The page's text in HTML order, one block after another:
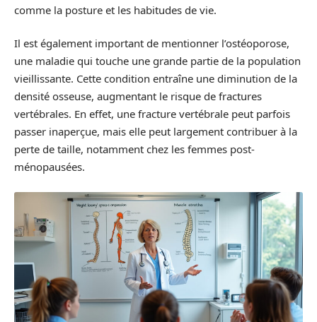
comme la posture et les habitudes de vie.
Il est également important de mentionner l’ostéoporose,
une maladie qui touche une grande partie de la population
vieillissante. Cette condition entraîne une diminution de la
densité osseuse, augmentant le risque de fractures
vertébrales. En effet, une fracture vertébrale peut parfois
passer inaperçue, mais elle peut largement contribuer à la
perte de taille, notamment chez les femmes post-
ménopausées.